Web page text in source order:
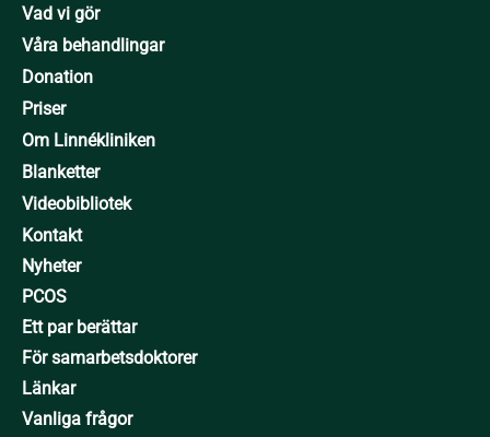
Vad vi gör
Våra behandlingar
Donation
Priser
Om Linnékliniken
Blanketter
Videobibliotek
Kontakt
Nyheter
PCOS
Ett par berättar
För samarbetsdoktorer
Länkar
Vanliga frågor